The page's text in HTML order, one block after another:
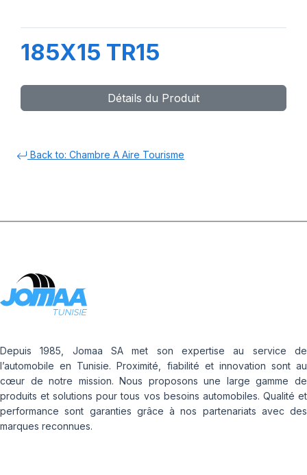
185X15 TR15
Détails du Produit
Back to: Chambre A Aire Tourisme
Depuis 1985, Jomaa SA met son expertise au service de
l’automobile en Tunisie. Proximité, fiabilité et innovation sont au
cœur de notre mission. Nous proposons une large gamme de
produits et solutions pour tous vos besoins automobiles. Qualité et
performance sont garanties grâce à nos partenariats avec des
marques reconnues.